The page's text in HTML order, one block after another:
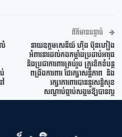
ព័ត៌មានបន្ទាប់
នាយឧត្តមសេនីយ៍ ហ៊ីង ប៊ុនហៀង
អំពាវនាវដល់កងកម្លាំងប្រដាប់អាវុធ
និងប្រជាការពារគ្រប់រូប ត្រូវខិតខំបន្ត
ពង្រឹងការពារ ថែរក្សាសន្តិភាព និង
រក្សាការពារបាននូវសន្តិសុខ
សណ្តាប់ធ្នាប់សង្គមឱ្យបានល្អ